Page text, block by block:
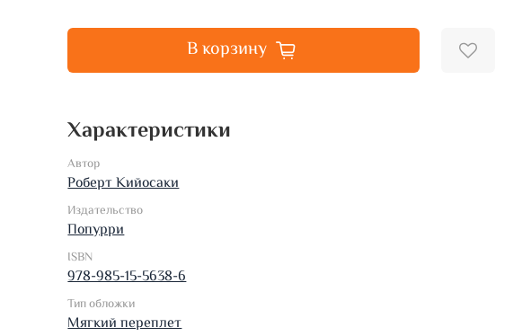
В корзину
Характеристики
Автор
Роберт Кийосаки
Издательство
Попурри
ISBN
978-985-15-5638-6
Тип обложки
Мягкий переплет